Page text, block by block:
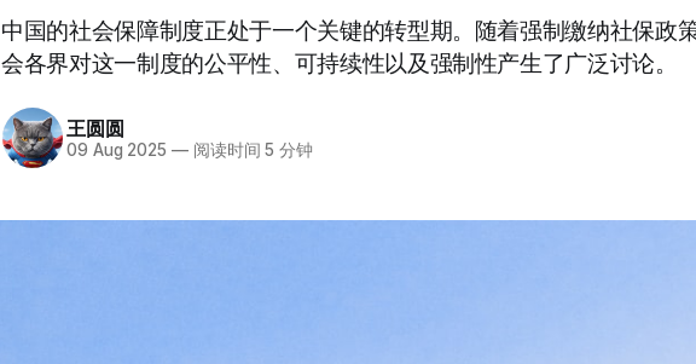
中国的社会保障制度正处于一个关键的转型期。随着强制缴纳社保政
会各界对这一制度的公平性、可持续性以及强制性产生了广泛讨论。
王圆圆
09 Aug 2025 —阅读时间 5 分钟